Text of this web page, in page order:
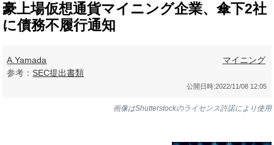
豪上場仮想通貨マイニング企業、傘下2社
に債務不履行通知
A.Yamada
参考： SEC提出書類
マイニング
公開日時:2022/11/08 12:05
画像はShutterstockのライセンス許諾により使用